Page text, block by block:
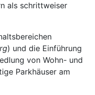
als schrittweiser
) und die Einführung
von Wohn- und
Parkhäuser am